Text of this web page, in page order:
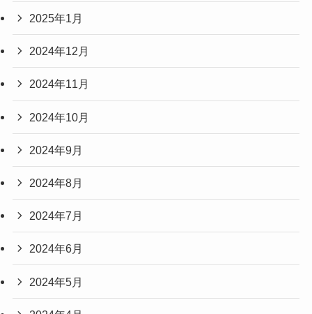
2025年1月
2024年12月
2024年11月
2024年10月
2024年9月
2024年8月
2024年7月
2024年6月
2024年5月